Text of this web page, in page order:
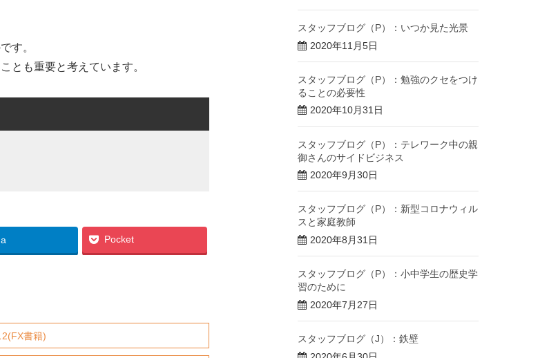
す。
とも重要と考えています。
Pocket
書籍)
スタッフブログ（P）：いつか見た光景
2020年11月5日
スタッフブログ（P）：勉強のクセをつけ
ることの必要性
2020年10月31日
スタッフブログ（P）：テレワーク中の親
御さんのサイドビジネス
2020年9月30日
スタッフブログ（P）：新型コロナウィル
スと家庭教師
2020年8月31日
スタッフブログ（P）：小中学生の歴史学
習のために
2020年7月27日
スタッフブログ（J）：鉄壁